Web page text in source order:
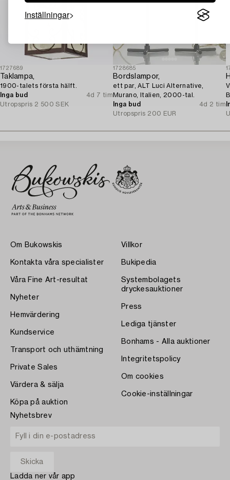
Inställningar
1727689
Taklampa,
1900-talets första hälft.
Inga bud
4d 7 tim
Utropspris 2 500 SEK
1728685
Bordslampor,
ett par, ALT Luci Alternative,
Murano, Italien, 2000-tal.
Inga bud
4d 2 tim
Utropspris 200 EUR
Om Bukowskis
Kontakta våra specialister
Våra Fine Art-resultat
Nyheter
Hemvärdering
Kundservice
Transport och uthämtning
Private Sales
Värdera & sälja
Köpa på auktion
Villkor
Bukipedia
Systembolagets
dryckesauktioner
Press
Lediga tjänster
Bonhams - Alla auktioner
Integritetspolicy
Om cookies
Cookie-inställningar
Nyhetsbrev
Ladda ner vår app